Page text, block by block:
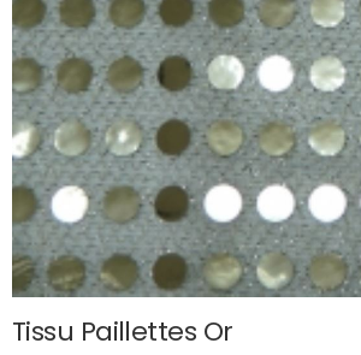
Tissu Paillettes Or